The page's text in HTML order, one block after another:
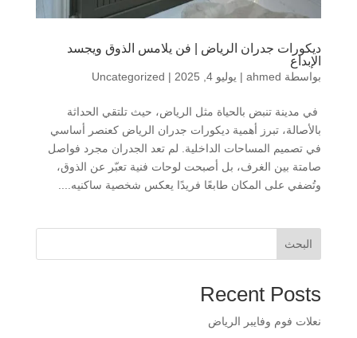
ديكورات جدران الرياض | فن يلامس الذوق ويجسد
الإبداع
بواسطة ahmed
| يوليو 4, 2025 |
Uncategorized
في مدينة تنبض بالحياة مثل الرياض، حيث تلتقي الحداثة
بالأصالة، تبرز أهمية ديكورات جدران الرياض كعنصر أساسي
في تصميم المساحات الداخلية. لم تعد الجدران مجرد فواصل
صامتة بين الغرف، بل أصبحت لوحات فنية تعبّر عن الذوق،
وتُضفي على المكان طابعًا فريدًا يعكس شخصية ساكنيه....
البحث
Recent Posts
​نعلات فوم وفايبر الرياض